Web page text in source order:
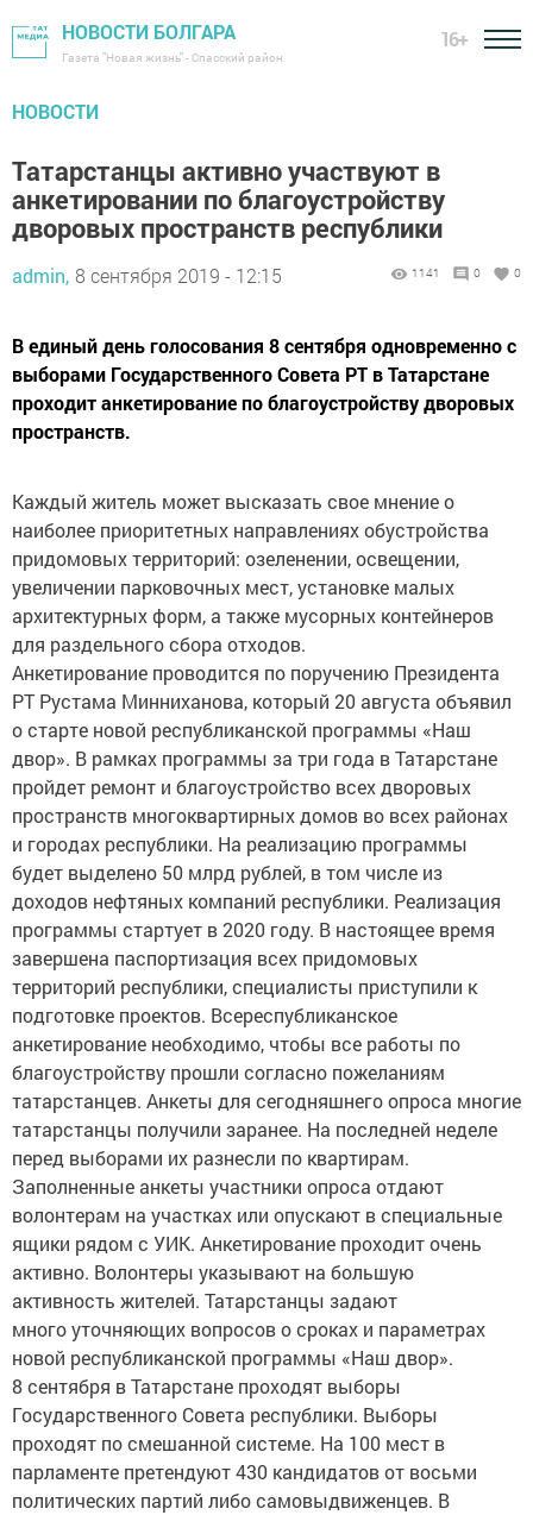
НОВОСТИ БОЛГАРА
Газета "Новая жизнь" - Спасский район
16+
НОВОСТИ
Татарстанцы активно участвуют в
анкетировании по благоустройству
дворовых пространств республики
admin, 8 сентября 2019 - 12:15 1141 0 0
В единый день голосования 8 сентября одновременно с
выборами Государственного Совета РТ в Татарстане
проходит анкетирование по благоустройству дворовых
пространств.
Каждый житель может высказать свое мнение о
наиболее приоритетных направлениях обустройства
придомовых территорий: озеленении, освещении,
увеличении парковочных мест, установке малых
архитектурных форм, а также мусорных контейнеров
для раздельного сбора отходов.
Анкетирование проводится по поручению Президента
РТ Рустама Минниханова, который 20 августа объявил
о старте новой республиканской программы «Наш
двор». В рамках программы за три года в Татарстане
пройдет ремонт и благоустройство всех дворовых
пространств многоквартирных домов во всех районах
и городах республики. На реализацию программы
будет выделено 50 млрд рублей, в том числе из
доходов нефтяных компаний республики. Реализация
программы стартует в 2020 году. В настоящее время
завершена паспортизация всех придомовых
территорий республики, специалисты приступили к
подготовке проектов. Всереспубликанское
анкетирование необходимо, чтобы все работы по
благоустройству прошли согласно пожеланиям
татарстанцев. Анкеты для сегодняшнего опроса многие
татарстанцы получили заранее. На последней неделе
перед выборами их разнесли по квартирам.
Заполненные анкеты участники опроса отдают
волонтерам на участках или опускают в специальные
ящики рядом с УИК. Анкетирование проходит очень
активно. Волонтеры указывают на большую
активность жителей. Татарстанцы задают
много уточняющих вопросов о сроках и параметрах
новой республиканской программы «Наш двор».
8 сентября в Татарстане проходят выборы
Государственного Совета республики. Выборы
проходят по смешанной системе. На 100 мест в
парламенте претендуют 430 кандидатов от восьми
политических партий либо самовыдвиженцев. В